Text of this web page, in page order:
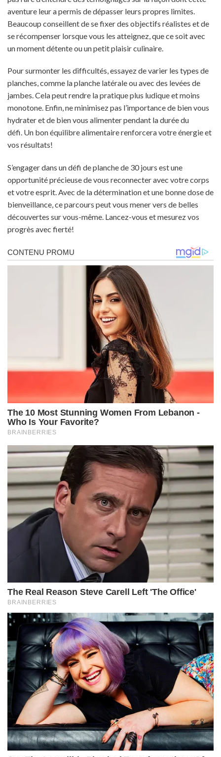
aventure leur a permis de dépasser leurs propres limites.
Beaucoup conseillent de se fixer des objectifs réalistes et de
se récompenser lorsque vous les atteignez, que ce soit avec
un moment détente ou un petit plaisir culinaire.
Pour surmonter les difficultés, essayez de varier les types de
planches, comme la planche latérale ou avec des levées de
jambes. Cela peut rendre la pratique plus ludique et moins
monotone. Enfin, ne minimisez pas l’importance de bien vous
hydrater et de bien vous alimenter pendant la durée du
défi. Un bon équilibre alimentaire renforcera votre énergie et
vos résultats!
S’engager dans un défi de planche de 30 jours est une
opportunité précieuse de vous reconnecter avec votre corps
et votre esprit. Avec de la détermination et une bonne dose de
bienveillance, ce parcours peut vous mener vers de belles
découvertes sur vous-même. Lancez-vous et mesurez vos
progrès avec fierté!